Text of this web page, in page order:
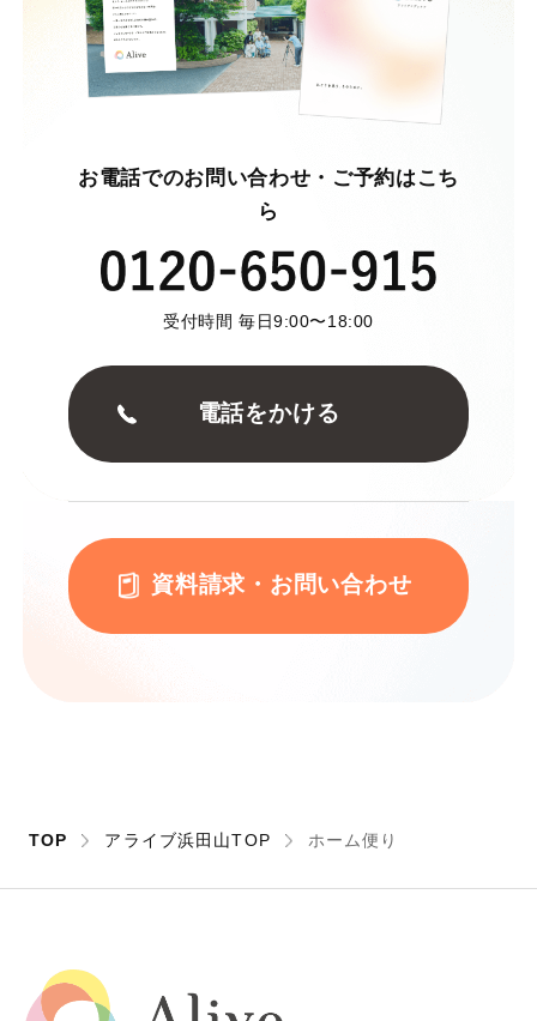
お電話でのお問い合わせ・ご予約はこち
ら
受付時間 毎日9:00〜18:00
電話をかける
資料請求・お問い合わせ
TOP アライブ浜田山TOP ホーム便り